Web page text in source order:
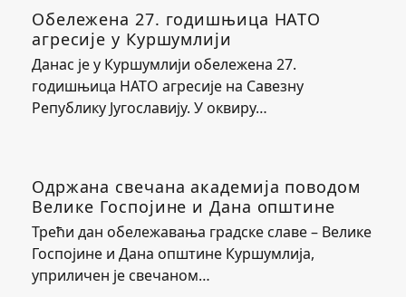
Обележена 27. годишњица НАТО
агресије у Куршумлији
Данас је у Куршумлији обележена 27.
годишњица НАТО агресије на Савезну
Републику Југославију. У оквиру…
Одржана свечана академија поводом
Велике Госпојине и Дана општине
Трећи дан обележавања градске славе – Велике
Госпојине и Дана општине Куршумлија,
уприличен је свечаном…